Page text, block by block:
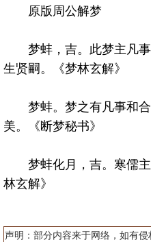
原版周公解梦
梦蚌，吉。此梦主凡事
生贤嗣。《梦林玄解》
梦蚌。梦之有凡事和合
美。《断梦秘书》
梦蚌化月，吉。寒儒主
林玄解》
声明：部分内容来于网络，如有